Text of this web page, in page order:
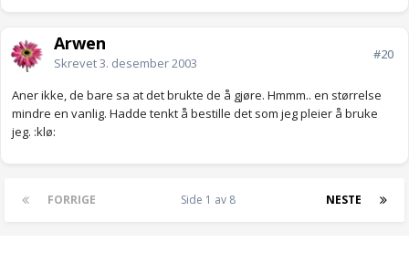
Arwen
Skrevet3. desember 2003
#20
Aner ikke, de bare sa at det brukte de å gjøre. Hmmm.. en størrelse
mindre en vanlig. Hadde tenkt å bestille det som jeg pleier å bruke
jeg. :klø:
FORRIGE NESTE
Side 1 av 8